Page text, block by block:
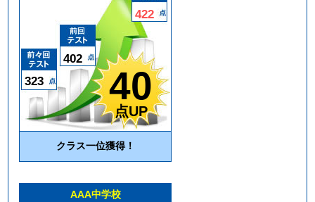
323
402
422
40
点UP
クラス一位獲得！
AAA中学校